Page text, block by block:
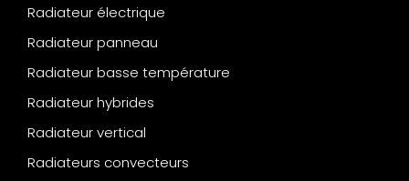
Radiateur électrique
Radiateur panneau
Radiateur basse température
Radiateur hybrides
Radiateur vertical
Radiateurs convecteurs